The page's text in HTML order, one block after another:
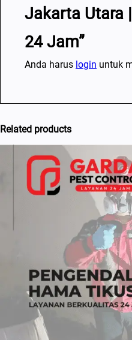
Jakarta Utara
24 Jam”
Anda harus login untuk
Related products